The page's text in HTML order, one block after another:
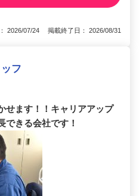
2026/07/24 掲載終了日： 2026/08/31
フ
せます！！キャリアアップ
できる会社です！